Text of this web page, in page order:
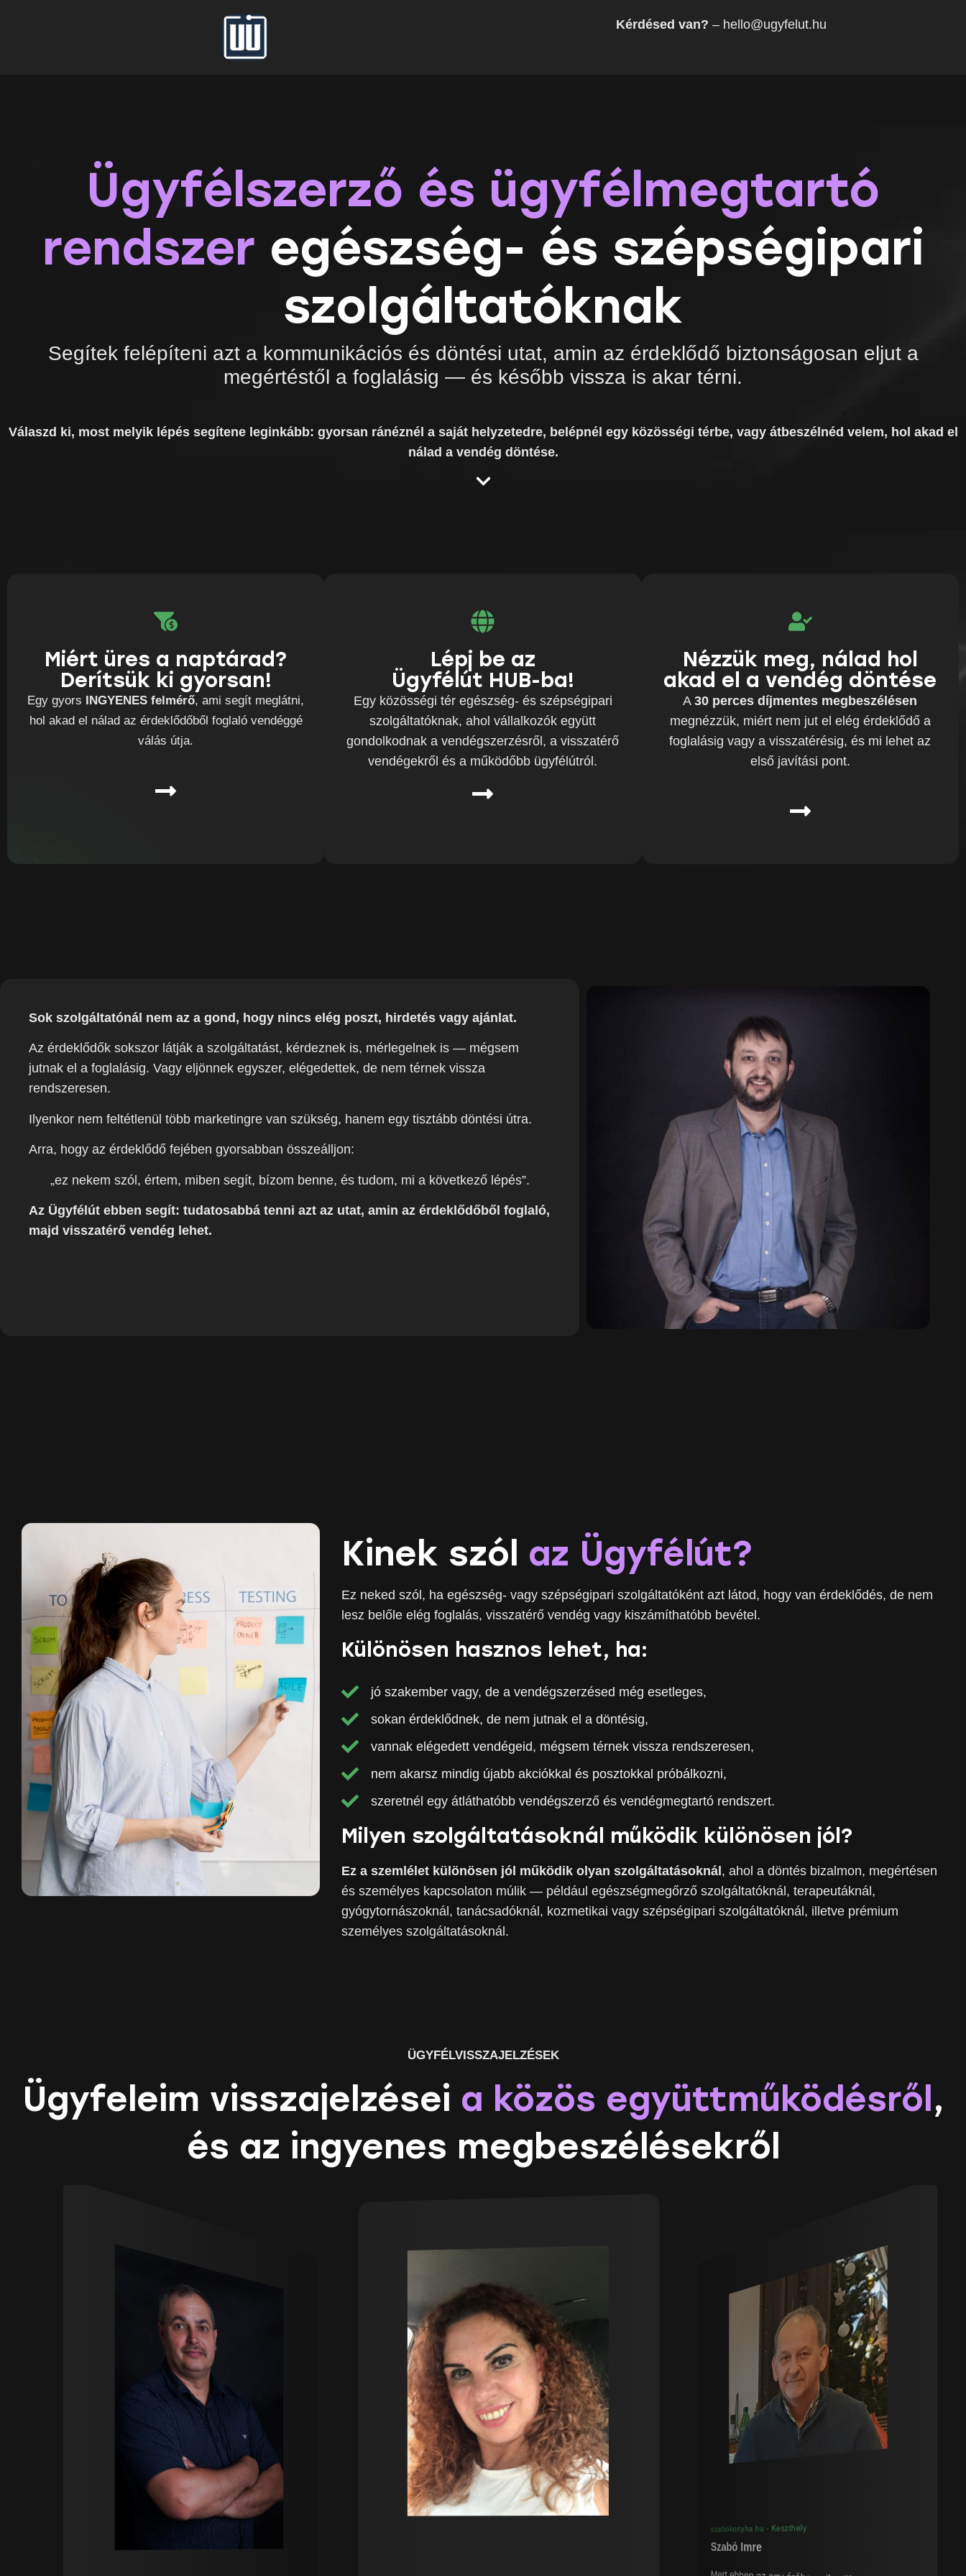
Kérdésed van? – hello@ugyfelut.hu
Ügyfélszerző és ügyfélmegtartó
rendszer egészség- és szépségipari
szolgáltatóknak
Segítek felépíteni azt a kommunikációs és döntési utat, amin az érdeklődő biztonságosan eljut a
megértéstől a foglalásig — és később vissza is akar térni.
Válaszd ki, most melyik lépés segítene leginkább: gyorsan ránéznél a saját helyzetedre, belépnél egy közösségi térbe, vagy átbeszélnéd velem, hol akad el
nálad a vendég döntése.
Miért üres a naptárad?
Derítsük ki gyorsan!
Egy gyors INGYENES felmérő, ami segít meglátni,
hol akad el nálad az érdeklődőből foglaló vendéggé
válás útja.
Lépj be az
Ügyfélút HUB-ba!
Egy közösségi tér egészség- és szépségipari
szolgáltatóknak, ahol vállalkozók együtt
gondolkodnak a vendégszerzésről, a visszatérő
vendégekről és a működőbb ügyfélútról.
Nézzük meg, nálad hol
akad el a vendég döntése
A30 perces díjmentes megbeszélésen
megnézzük, miért nem jut el elég érdeklődő a
foglalásig vagy a visszatérésig, és mi lehet az
első javítási pont.
Sok szolgáltatónál nem az a gond, hogy nincs elég poszt, hirdetés vagy ajánlat.
Az érdeklődők sokszor látják a szolgáltatást, kérdeznek is, mérlegelnek is — mégsem
jutnak el a foglalásig. Vagy eljönnek egyszer, elégedettek, de nem térnek vissza
rendszeresen.
Ilyenkor nem feltétlenül több marketingre van szükség, hanem egy tisztább döntési útra.
Arra, hogy az érdeklődő fejében gyorsabban összeálljon:
„ez nekem szól, értem, miben segít, bízom benne, és tudom, mi a következő lépés”.
Az Ügyfélút ebben segít: tudatosabbá tenni azt az utat, amin az érdeklődőből foglaló,
majd visszatérő vendég lehet.
Kinek szól az Ügyfélút?
Ez neked szól, ha egészség- vagy szépségipari szolgáltatóként azt látod, hogy van érdeklődés, de nem
lesz belőle elég foglalás, visszatérő vendég vagy kiszámíthatóbb bevétel.
Különösen hasznos lehet, ha:
jó szakember vagy, de a vendégszerzésed még esetleges,
sokan érdeklődnek, de nem jutnak el a döntésig,
vannak elégedett vendégeid, mégsem térnek vissza rendszeresen,
nem akarsz mindig újabb akciókkal és posztokkal próbálkozni,
szeretnél egy átláthatóbb vendégszerző és vendégmegtartó rendszert.
Milyen szolgáltatásoknál működik különösen jól?
Ez a szemlélet különösen jól működik olyan szolgáltatásoknál , ahol a döntés bizalmon, megértésen
és személyes kapcsolaton múlik — például egészségmegőrző szolgáltatóknál, terapeutáknál,
gyógytornászoknál, tanácsadóknál, kozmetikai vagy szépségipari szolgáltatóknál, illetve prémium
személyes szolgáltatásoknál.
ÜGYFÉLVISSZAJELZÉSEK
Ügyfeleim visszajelzései a közös együttműködésről ,
és az ingyenes megbeszélésekről
Szabó Imre
szabokonyha.hu - Keszthely